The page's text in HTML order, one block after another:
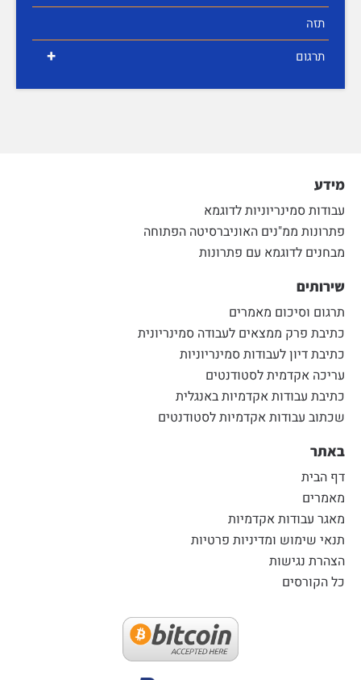
תזה
+ תרגום
מידע
עבודות סמינריוניות לדוגמא
פתרונות ממ"נים האוניברסיטה הפתוחה
מבחנים לדוגמא עם פתרונות
שירותים
תרגום וסיכום מאמרים
כתיבת פרק ממצאים לעבודה סמינריונית
כתיבת דיון לעבודות סמינריוניות
עריכה אקדמית לסטודנטים
כתיבת עבודות אקדמיות באנגלית
שכתוב עבודות אקדמיות לסטודנטים
באתר
דף הבית
מאמרים
מאגר עבודות אקדמיות
תנאי שימוש ומדיניות פרטיות
הצהרת נגישות
כל הקורסים